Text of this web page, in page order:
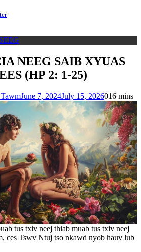
NEEG SAIB XYUAS
(HP 2: 1-25)
June 7, 2024July 15, 2026016 mins
tus txiv neej thiab muab tus txiv neej
ces Tswv Ntuj tso nkawd nyob hauv lub